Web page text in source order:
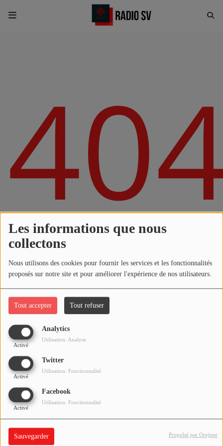
Les informations que nous
collectons
Nous utilisons des cookies pour fournir les services et les fonctionnalités
proposés sur notre site et pour améliorer l'expérience de nos utilisateurs.
Tout accepter Tout refuser
Analytics
Activé
Utilisation: Analyse
Twitter
Activé
Utilisation: Fonctionnalité
Facebook
Activé
Utilisation: Fonctionnalité
Sauvegarder Propulsé par Orejime
Equipes
Evènements
Météo
Horoscope
MUSIQUE
Top 10
Artistes
Playlist
Photos
Oups, vous avez
rencontré une erreur.
Il semble que la page que vous recherchez n’existe plus.